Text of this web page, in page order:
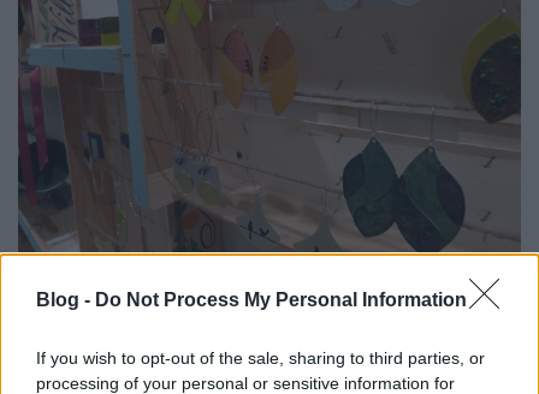
Blog - Do Not Process My Personal Information
If you wish to opt-out of the sale, sharing to third parties, or
processing of your personal or sensitive information for
Kutyakiegészítők: